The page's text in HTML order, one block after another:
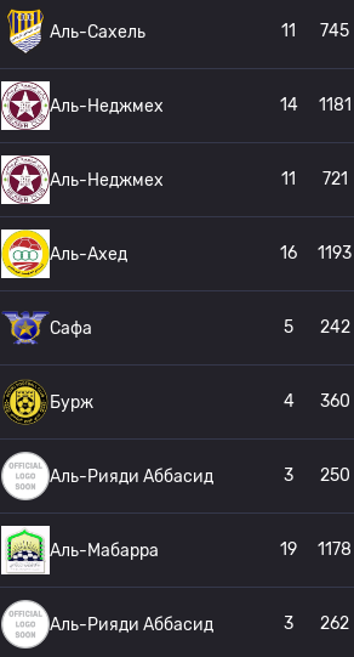
Аль-Сахель 11 745
Аль-Неджмех 14 1181
Аль-Неджмех 11 721
Аль-Ахед 16 1193
Сафа 5 242
Бурж 4 360
Аль-Рияди Аббасид 3 250
Аль-Мабарра 19 1178
Аль-Рияди Аббасид 3 262